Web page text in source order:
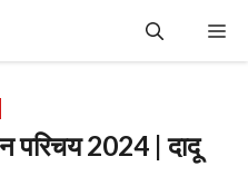
परिचय 2024 | दादू